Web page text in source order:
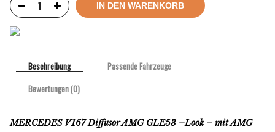
IN DEN WARENKORB
Beschreibung
Passende Fahrzeuge
Bewertungen (0)
MERCEDES V167 Diffusor AMG GLE53 –Look – mit AMG